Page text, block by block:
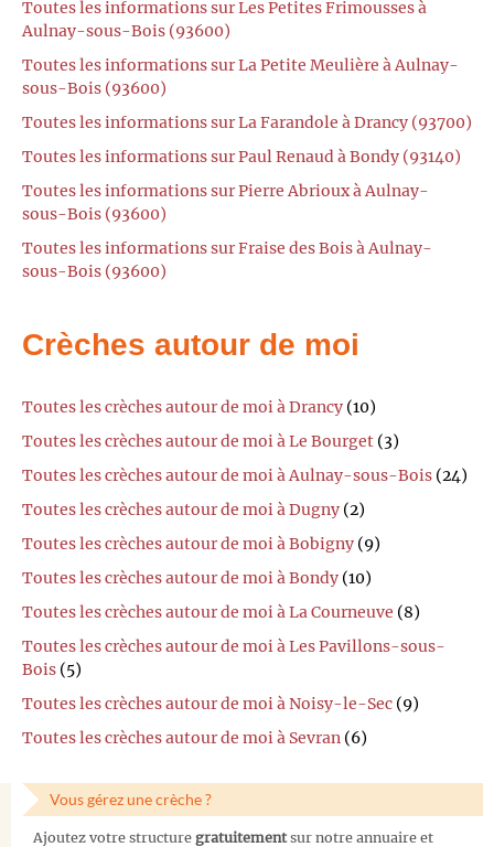
Toutes les informations sur Les Petites Frimousses à
Aulnay-sous-Bois (93600)
Toutes les informations sur La Petite Meulière à Aulnay-
sous-Bois (93600)
Toutes les informations sur La Farandole à Drancy (93700)
Toutes les informations sur Paul Renaud à Bondy (93140)
Toutes les informations sur Pierre Abrioux à Aulnay-
sous-Bois (93600)
Toutes les informations sur Fraise des Bois à Aulnay-
sous-Bois (93600)
Crèches autour de moi
Toutes les crèches autour de moi à Drancy (10)
Toutes les crèches autour de moi à Le Bourget (3)
Toutes les crèches autour de moi à Aulnay-sous-Bois (24)
Toutes les crèches autour de moi à Dugny (2)
Toutes les crèches autour de moi à Bobigny (9)
Toutes les crèches autour de moi à Bondy (10)
Toutes les crèches autour de moi à La Courneuve (8)
Toutes les crèches autour de moi à Les Pavillons-sous-
Bois (5)
Toutes les crèches autour de moi à Noisy-le-Sec (9)
Toutes les crèches autour de moi à Sevran (6)
Vous gérez une crèche ?
Ajoutez votre structure gratuitementsur notre annuaire et